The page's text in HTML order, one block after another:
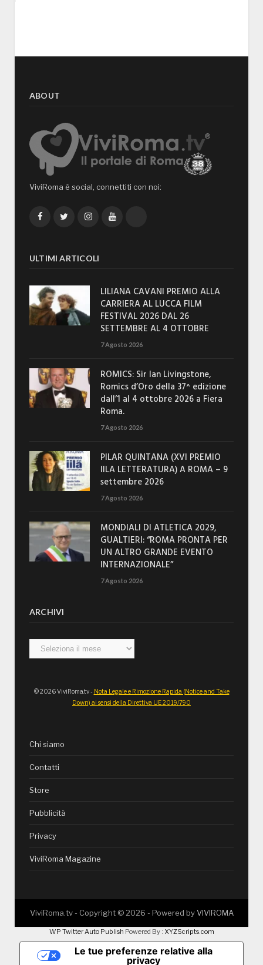
ABOUT
ViviRoma è social, connettiti con noi:
FacebookTwitterInstagramYouTube
ULTIMI ARTICOLI
LILIANA CAVANI PREMIO ALLA
CARRIERA AL LUCCA FILM
FESTIVAL 2026 DAL 26
SETTEMBRE AL 4 OTTOBRE
7 Agosto 2026
ROMICS: Sir Ian Livingstone,
Romics d’Oro della 37^ edizione
dall’1 al 4 ottobre 2026 a Fiera
Roma.
7 Agosto 2026
PILAR QUINTANA (XVI PREMIO
IILA LETTERATURA) A ROMA – 9
settembre 2026
7 Agosto 2026
MONDIALI DI ATLETICA 2029,
GUALTIERI: “ROMA PRONTA PER
UN ALTRO GRANDE EVENTO
INTERNAZIONALE”
7 Agosto 2026
ARCHIVI
Archivi
© 2026 ViviRoma.tv - Nota Legale e Rimozione Rapida (Notice and Take
Down) ai sensi della Direttiva UE 2019/790
Chi siamo
Contatti
Store
Pubblicità
Privacy
ViviRoma Magazine
ViviRoma.tv - Copyright © 2026 - Powered byVIVIROMA
WP Twitter Auto Publish Powered By : XYZScripts.com
Le tue preferenze relative alla
privacy